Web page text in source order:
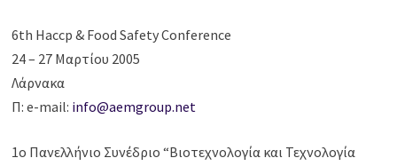
6th Haccp & Food Safety Conference
24 – 27 Μαρτίου 2005
Λάρνακα
Π: e-mail: info@aemgroup.net
1ο Πανελλήνιο Συνέδριο “Βιοτεχνολογία και Τεχνολογία